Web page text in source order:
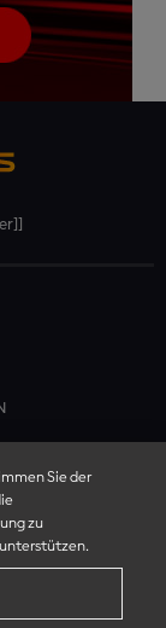
Sie der
zu
unterstützen.